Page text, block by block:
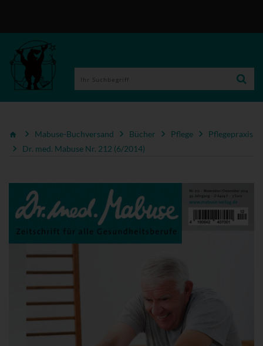
Mabuse-Buchversand Bücher Pflege
Pflegepraxis
Dr. med. Mabuse Nr. 212 (6/2014)